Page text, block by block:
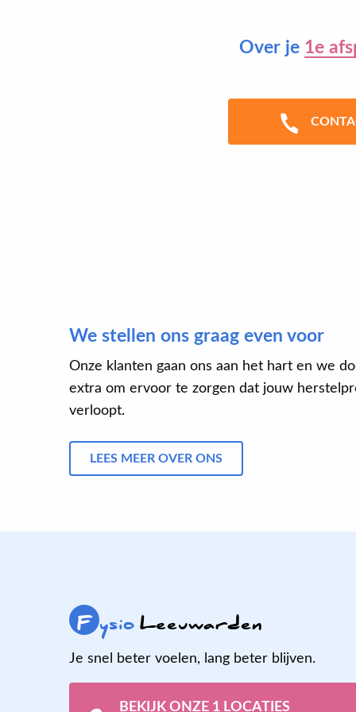
Over je 1e
We stellen ons graag even voor
Onze klanten gaan ons aan het hart en we
extra om ervoor te zorgen dat jouw
verloopt.
LEES MEER OVER ONS
F ysioLeeuwarden
Je snel beter voelen, lang beter blijven.
BEKIJK ONZE 1 LOCATIES